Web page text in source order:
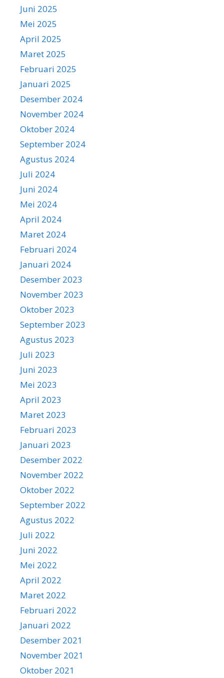
Juni 2025
Mei 2025
April 2025
Maret 2025
Februari 2025
Januari 2025
Desember 2024
November 2024
Oktober 2024
September 2024
Agustus 2024
Juli 2024
Juni 2024
Mei 2024
April 2024
Maret 2024
Februari 2024
Januari 2024
Desember 2023
November 2023
Oktober 2023
September 2023
Agustus 2023
Juli 2023
Juni 2023
Mei 2023
April 2023
Maret 2023
Februari 2023
Januari 2023
Desember 2022
November 2022
Oktober 2022
September 2022
Agustus 2022
Juli 2022
Juni 2022
Mei 2022
April 2022
Maret 2022
Februari 2022
Januari 2022
Desember 2021
November 2021
Oktober 2021